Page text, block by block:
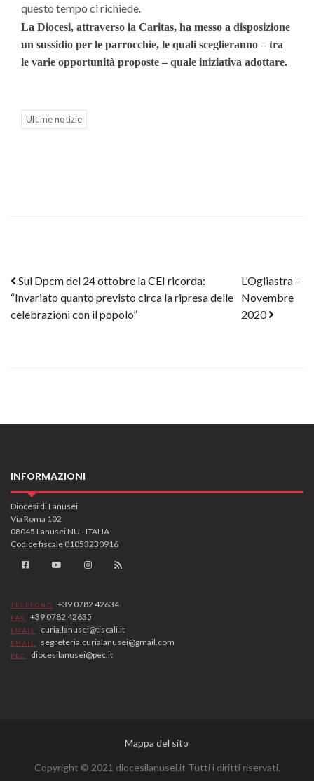
questo tempo ci richiede.
La Diocesi, attraverso la Caritas, ha messo a disposizione
un sussidio per le parrocchie, le quali sceglieranno – tra
le varie opportunità proposte – quale iniziativa adottare.
Ultime notizie
Post navigation
Sul Dpcm del 24 ottobre la CEI ricorda:
“Invariato quanto previsto circa la ripresa delle
celebrazioni con il popolo”
L’Ogliastra –
Novembre
2020
INFORMAZIONI
Diocesi di Lanusei
Via Roma 102
08045 Lanusei NU - ITALIA
Codice fiscale 01053230916
TELEFONO +39 0782 42634
FAX +39 0782 42635
EMAIL curia.lanusei@tiscali.it
EMAIL segreteria.curialanusei@gmail.com
PEC diocesilanusei@pec.it
Mappa del sito
Copyright © 2021 diocesilanusei.it Tutti i diritti riservati.